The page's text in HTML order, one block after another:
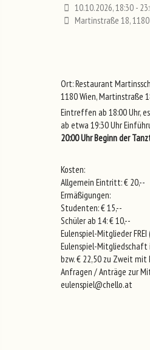
10.10.2026, 18:30 -
Martinstraße 18,
Ort: Restaurant
1180 Wien, Martinstraße
Eintreffen ab 18:00 Uhr,
ab etwa 19:30 Uhr
20:00 Uhr Beginn der
Kosten:
Allgemein Eintritt: € 20,--
Ermäßigungen:
Studenten: € 15,--
Schüler ab 14: € 10,--
Eulenspiel-Mitglieder
Eulenspiel-Mitgliedschaft
bzw. € 22,50 zu Zweit mit
Anfragen / Anträge zur
eulenspiel@chello.at